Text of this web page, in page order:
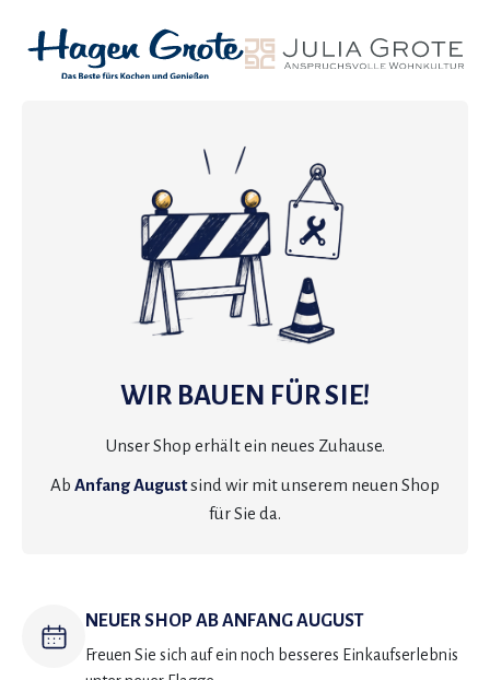
WIR BAUEN FÜR SIE!
Unser Shop erhält ein neues Zuhause.
Ab Anfang Augustsind wir mit unserem neuen Shop
für Sie da.
NEUER SHOP AB ANFANG AUGUST
Freuen Sie sich auf ein noch besseres Einkaufserlebnis